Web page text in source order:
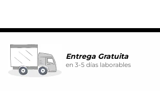
Entrega Gratuita
en 3-5 días laborables